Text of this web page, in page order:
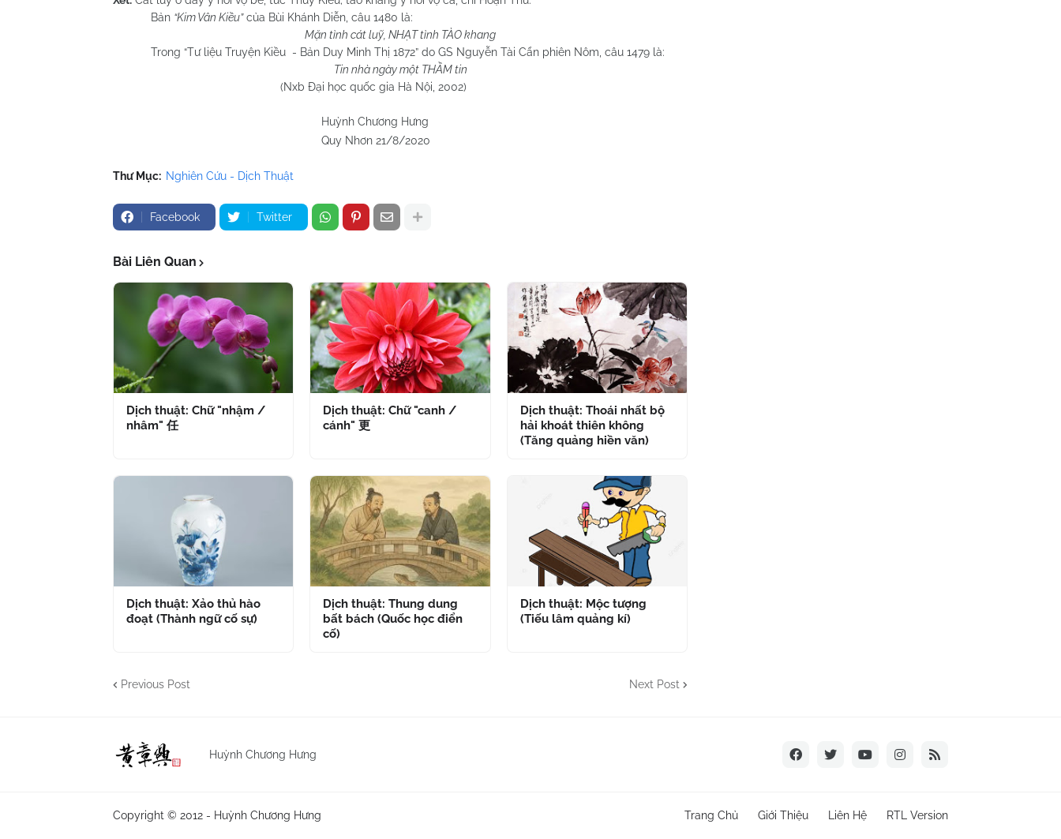
Bản “Kim Vân Kiều”của Bùi Khánh Diễn, câu 1480 là:
Mặn tình cát luỹ, NHẠT tình TÀO khang
Trong “Tư liệu Truyện Kiều - Bản Duy Minh Thị 1872” do GS Nguyễn Tài Cẩn phiên Nôm, câu 1479 là:
Tin nhà ngày một THẦM tin
(Nxb Đại học quốc gia Hà Nội, 2002)
Huỳnh Chương Hưng
Quy Nhơn 21/8/2020
Thư Mục: Nghiên Cứu - Dịch Thuật
Facebook Twitter
Bài Liên Quan
Dịch thuật: Chữ "nhậm /
nhâm" 任
Dịch thuật: Chữ "canh /
cánh" 更
Dịch thuật: Thoái nhất bộ
hải khoát thiên không
(Tăng quảng hiền văn)
Dịch thuật: Xảo thủ hào
đoạt (Thành ngữ cố sự)
Dịch thuật: Thung dung
bất bách (Quốc học điển
cố)
Dịch thuật: Mộc tượng
(Tiếu lâm quảng kí)
Previous Post Next Post
Huỳnh Chương Hưng
Copyright © 2012 - Huỳnh Chương Hưng Trang Chủ Giới Thiệu Liên Hệ RTL Version